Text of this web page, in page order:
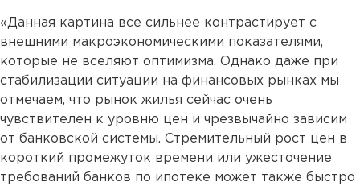
«Данная картина все сильнее контрастирует с
внешними макроэкономическими показателями,
которые не вселяют оптимизма. Однако даже при
стабилизации ситуации на финансовых рынках мы
отмечаем, что рынок жилья сейчас очень
чувствителен к уровню цен и чрезвычайно зависим
от банковской системы. Стремительный рост цен в
короткий промежуток времени или ужесточение
требований банков по ипотеке может также быстро